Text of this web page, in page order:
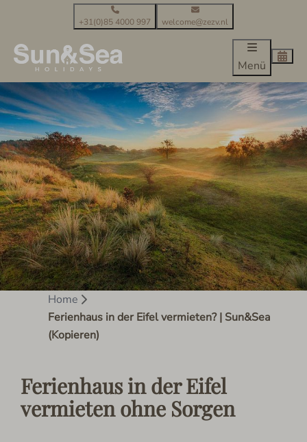
+31(0)85 4000 997 welcome@zezv.nl
Menü
Home
Ferienhaus in der Eifel vermieten? | Sun&Sea
(Kopieren)
Ferienhaus in der Eifel
vermieten ohne Sorgen